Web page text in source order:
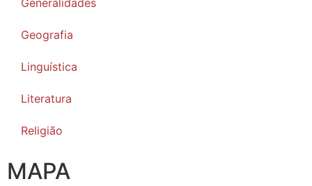
Generalidades
Geografia
Linguística
Literatura
Religião
MAPA